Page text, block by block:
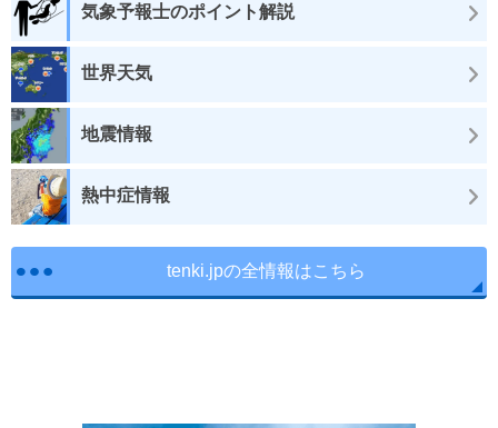
気象予報士のポイント解説
世界天気
地震情報
熱中症情報
tenki.jpの全情報はこちら